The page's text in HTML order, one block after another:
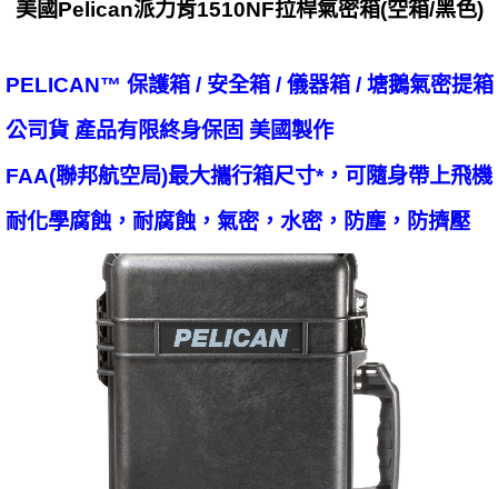
美國Pelican派力肯1510NF拉桿氣密箱(空箱/黑色)
PELICAN™ 保護箱 / 安全箱 / 儀器箱 / 塘鵝氣密提箱
公司貨 產品有限終身保固 美國製作
FAA(聯邦航空局)最大攜行箱尺寸*，可隨身帶上飛機
耐化學腐蝕，耐腐蝕，氣密，水密，防塵，防擠壓